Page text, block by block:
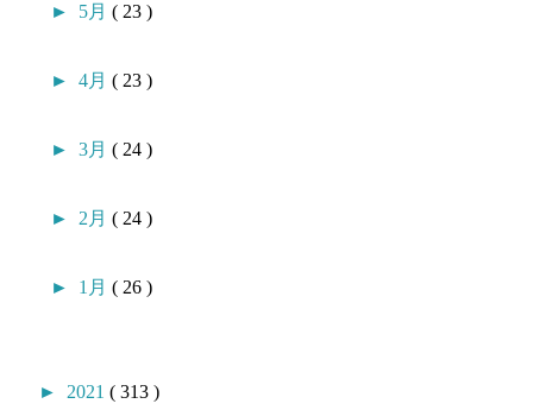
► 5月( 23 )
►4月( 23 )
►3月( 24 )
► 2月( 24 )
► 1月( 26 )
► 2021( 313 )